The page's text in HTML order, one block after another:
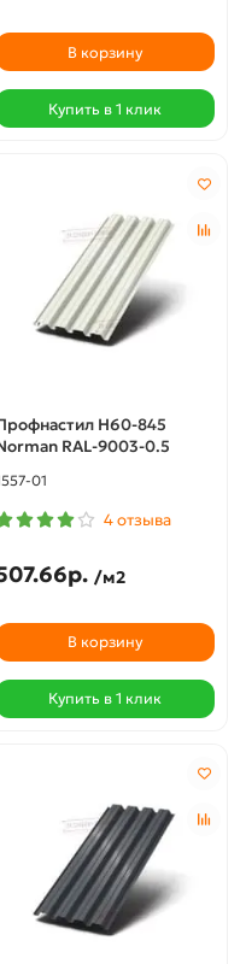
В корзину
Купить в 1 клик
Н60-845
RAL-9003-0.5
01
4 отзыва
/м2
В корзину
Купить в 1 клик